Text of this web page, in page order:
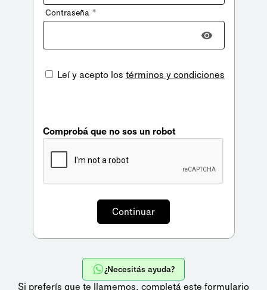
+598
Contraseña *
Leí y acepto los términos y condiciones
Comprobá que no sos un robot
¿Necesitás ayuda?
Si preferís que te llamemos, completá este formulario